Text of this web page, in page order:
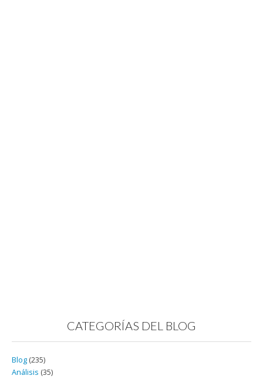
CATEGORÍAS DEL BLOG
Blog (235)
Análisis (35)